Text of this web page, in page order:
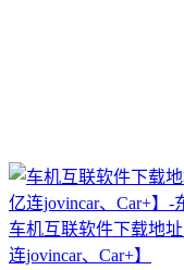
车机互联软件下载地
连jovincar、Car+】